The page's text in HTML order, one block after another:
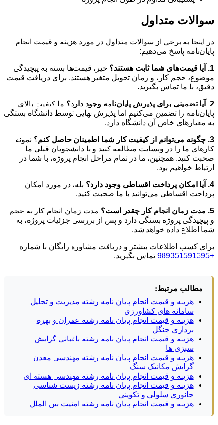
سوالات متداول
در اینجا به برخی از سوالات متداول در مورد هزینه و قیمت انجام
پایان‌نامه پاسخ می‌دهیم:
1. آیا قیمت‌های شما ثابت هستند؟
خیر، قیمت‌ها بسته به پیچیدگی
موضوع، حجم کار، و زمان تحویل متغیر هستند. برای دریافت قیمت
دقیق، با ما تماس بگیرید.
2. آیا تضمینی برای پذیرش پایان‌نامه وجود دارد؟
ما کیفیت بالای
پایان‌نامه را تضمین می‌کنیم اما پذیرش نهایی توسط دانشگاه بستگی
به معیارهای خاص آن دانشگاه دارد.
3. چگونه می‌توانم از کیفیت کار شما اطمینان حاصل کنم؟
نمونه
کارهای ما را در وبسایت مطالعه کنید و با دانشجویان قبلی ما
صحبت کنید. همچنین، ما در تمام مراحل انجام پروژه، با شما در
ارتباط خواهیم بود.
4. آیا امکان پرداخت اقساطی وجود دارد؟
بله، در مورد امکان
پرداخت اقساطی می‌توانید با ما صحبت کنید.
5. مدت زمان انجام کار چقدر است؟
مدت زمان انجام کار به حجم
و پیچیدگی پروژه بستگی دارد و پس از بررسی جزئیات پروژه، به
شما اطلاع داده خواهد شد.
برای کسب اطلاعات بیشتر و دریافت مشاوره رایگان با شماره
+989351591395
تماس بگیرید.
مطالب مرتبط:
هزینه و قیمت انجام پایان نامه رشته مدیریت و تحلیل
سامانه های کشاورزی
هزینه و قیمت انجام پایان نامه رشته عمران و بهره
برداری جنگل
هزینه و قیمت انجام پایان نامه رشته باغبانی گرایش
سبزی ها
هزینه و قیمت انجام پایان نامه رشته مهندسی معدن
گرایش مکانیک سنگ
هزینه و قیمت انجام پایان نامه رشته مهندسی هسته ای
هزینه و قیمت انجام پایان نامه رشته زیست شناسی
جانوری سلولی و تکوینی
هزینه و قیمت انجام پایان نامه رشته امنیت بین الملل